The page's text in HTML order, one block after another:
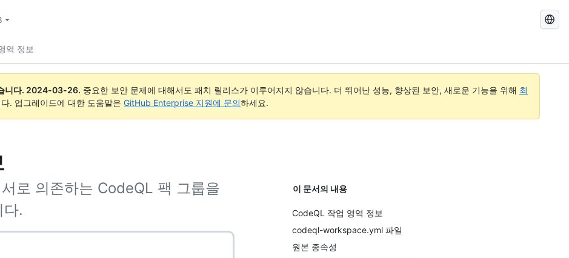
GitHub
색
역 정보
니다. 2024-03-26. 중요한 보안 문제에 대해서도 패치 릴리스가 이루어지지 않습니다. 더 뛰어난 성능, 향상된 보안, 새로운 기능을 위해 최
. 업그레이드에 대한 도움말은 GitHub Enterprise 지원에 문의하세요.
로 의존하는 CodeQL 팩 그룹을
.
이 문서의 내용
CodeQL 작업 영역 정보
codeql-workspace.yml 파일
원본 종속성